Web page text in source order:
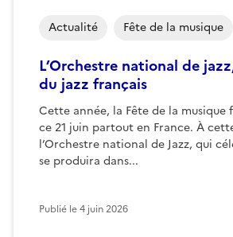
L’Orchestre national de
du jazz français
Cette année, la Fête de la musique
ce 21 juin partout en France. À
l’Orchestre national de Jazz, qui
se produira dans...
Actualité Fête de la musique
Publié le4 juin 2026